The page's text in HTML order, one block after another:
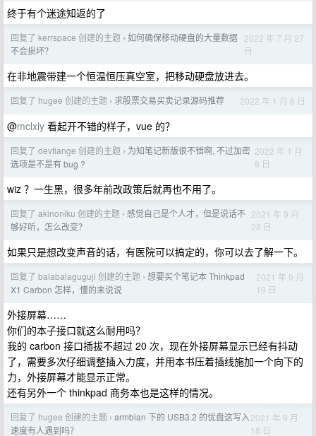
终于有个迷途知返的了
回复了 kerrspace 创建的主题 › 如何确保移动硬盘的大量数据
不会损坏？
2022 年 7 月 27
日
在非地震带建一个恒温恒压真空室，把移动硬盘放进去。
回复了 hugee 创建的主题 › 求股票交易买卖记录源码推荐 2022 年 1 月 8 日
@mclxly 看起开不错的样子，vue 的？
回复了 devtiange 创建的主题 › 为知笔记新版很不错啊, 不过加密
选项是不是有 bug ?
2022 年 1 月
8 日
wiz ？一生黑，很多年前改政策后就再也不用了。
回复了 akinoniku 创建的主题 › 感觉自己是个人才，但是说话不
够好听，怎么改变？
2021 年 9 月
28 日
如果只是想改变声音的话，有医院可以搞定的，你可以去了解一下。
回复了 balabalaguguji 创建的主题 › 想要买个笔记本 Thinkpad
X1 Carbon 怎样，懂的来说说
2021 年 9 月
19 日
外接屏幕……
你们的本子接口就这么耐用吗？
我的 carbon 接口插拔不超过 20 次，现在外接屏幕显示已经有抖动
了，需要多次仔细调整插入力度，并用本书压着插线施加一个向下的
力，外接屏幕才能显示正常。
还有另外一个 thinkpad 商务本也是这样的情况。
回复了 hugee 创建的主题 › armbian 下的 USB3.2 的优盘这写入
速度有人遇到吗？
2021 年 9 月
18 日